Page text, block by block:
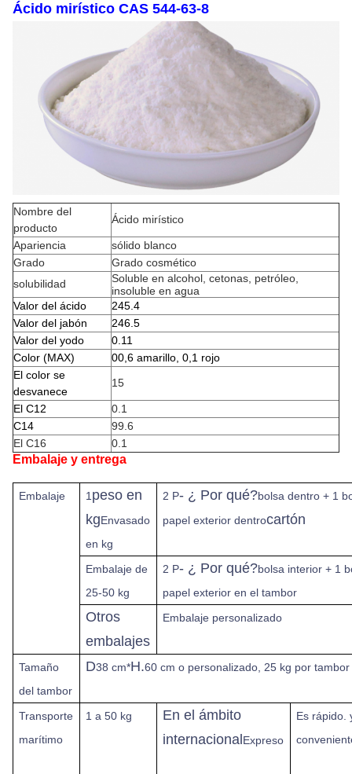
Ácido mirístico CAS 544-63-8
Nombre del
producto
Ácido mirístico
Apariencia
sólido blanco
Grado
Grado cosmético
solubilidad
Soluble en alcohol, cetonas, petróleo,
insoluble en agua
Valor del ácido
245.4
Valor del jabón
246.5
Valor del yodo
0.11
Color (MAX)
00,6 amarillo, 0,1 rojo
El color se
desvanece
15
El C12
0.1
C14
99.6
El C16
0.1
Embalaje y entrega
Embalaje 1peso en
kgEnvasado
en kg
2 P- ¿ Por qué?bolsa dentro + 1
papel exterior dentrocartón
Embalaje de
25-50 kg
2 P- ¿ Por qué?bolsa interior + 1
papel exterior en el tambor
Otros
embalajes
Embalaje personalizado
Tamaño
del tambor
D38 cm*H.60 cm o personalizado, 25 kg por tambor
Transporte
marítimo
1 a 50 kg
En el ámbito
internacional Expreso
Es rápido.